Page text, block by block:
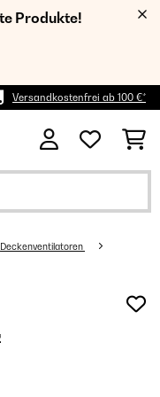
Produkte!
Versandkostenfrei ab 100 €*
Deckenventilatoren